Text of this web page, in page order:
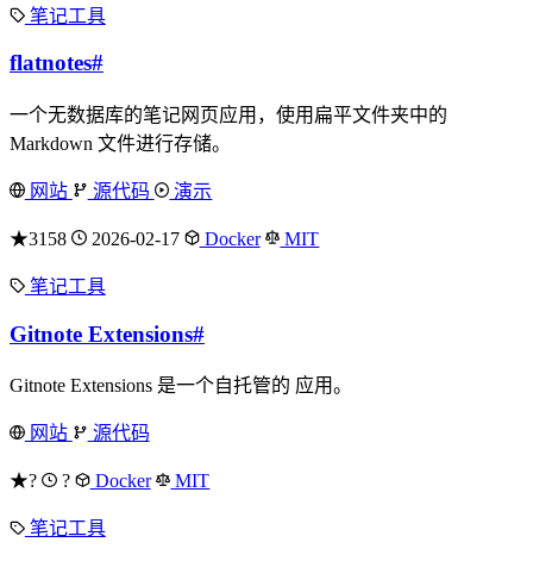
笔记工具
flatnotes#
一个无数据库的笔记网页应用，使用扁平文件夹中的
Markdown 文件进行存储。
网站 源代码 演示
★3158 2026-02-17 Docker MIT
笔记工具
Gitnote Extensions#
Gitnote Extensions 是一个自托管的 应用。
网站 源代码
★? ? Docker MIT
笔记工具